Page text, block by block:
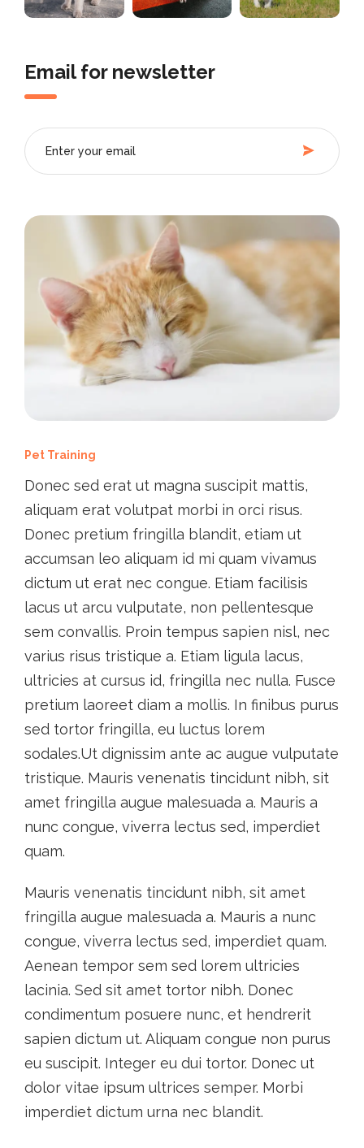
Email for newsletter
Pet Training
Donec sed erat ut magna suscipit mattis,
aliquam erat volutpat morbi in orci risus.
Donec pretium fringilla blandit, etiam ut
accumsan leo aliquam id mi quam vivamus
dictum ut erat nec congue. Etiam facilisis
lacus ut arcu vulputate, non pellentesque
sem convallis. Proin tempus sapien nisl, nec
varius risus tristique a. Etiam ligula lacus,
ultricies at cursus id, fringilla nec nulla. Fusce
pretium laoreet diam a mollis. In finibus purus
sed tortor fringilla, eu luctus lorem
sodales.Ut dignissim ante ac augue vulputate
tristique. Mauris venenatis tincidunt nibh, sit
amet fringilla augue malesuada a. Mauris a
nunc congue, viverra lectus sed, imperdiet
quam.
Mauris venenatis tincidunt nibh, sit amet
fringilla augue malesuada a. Mauris a nunc
congue, viverra lectus sed, imperdiet quam.
Aenean tempor sem sed lorem ultricies
lacinia. Sed sit amet tortor nibh. Donec
condimentum posuere nunc, et hendrerit
sapien dictum ut. Aliquam congue non purus
eu suscipit. Integer eu dui tortor. Donec ut
dolor vitae ipsum ultrices semper. Morbi
imperdiet dictum urna nec blandit.